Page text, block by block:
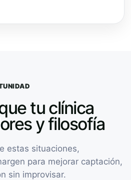
tu clínica
y filosofía
estas situaciones,
para mejorar captación,
sin improvisar.